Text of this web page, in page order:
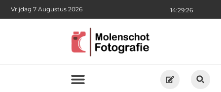
14:29:27
Vrijdag 7 Augustus 2026